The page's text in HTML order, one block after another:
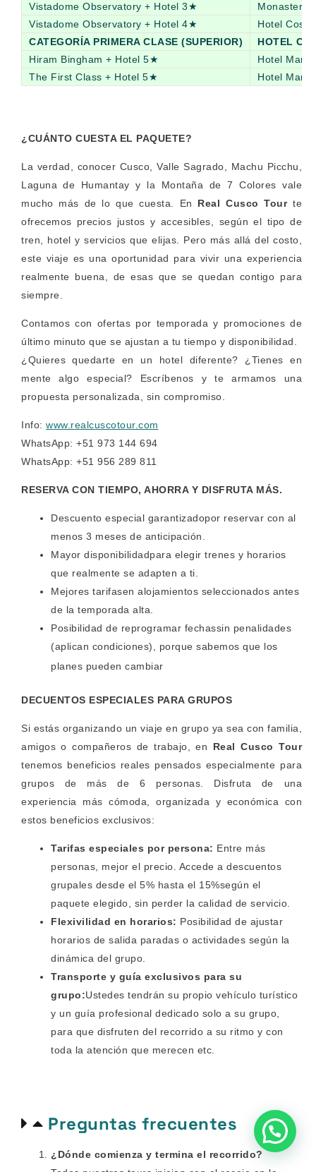
Vistadome Observatory + Hotel 3★
Monasterio
Vistadome Observatory + Hotel 4★
Hotel
CATEGORÍA PRIMERA CLASE (SUPERIOR)
HOTEL
Hiram Bingham + Hotel 5★
Hotel
The First Class + Hotel 5★
Hotel
¿CUÁNTO CUESTA EL PAQUETE?
La verdad, conocer Cusco, Valle Sagrado, Machu Picchu,
Laguna de Humantay y la Montaña de 7 Colores vale
mucho más de lo que cuesta. En Real Cusco Tourte
ofrecemos precios justos y accesibles, según el tipo de
tren, hotel y servicios que elijas. Pero más allá del costo,
este viaje es una oportunidad para vivir una experiencia
realmente buena, de esas que se quedan contigo para
siempre.
Contamos con ofertas por temporada y promociones de
último minuto que se ajustan a tu tiempo y disponibilidad.
¿Quieres quedarte en un hotel diferente? ¿Tienes en
mente algo especial? Escríbenos y te armamos una
propuesta personalizada, sin compromiso.
Info: www.realcuscotour.com
WhatsApp: +51 973 144 694
WhatsApp: +51 956 289 811
RESERVA CON TIEMPO, AHORRA Y DISFRUTA MÁS.
Descuento especial garantizadopor reservar con al
menos 3 meses de anticipación.
Mayor disponibilidadpara elegir trenes y horarios
que realmente se adapten a ti.
Mejores tarifasen alojamientos seleccionados antes
de la temporada alta.
Posibilidad de reprogramar fechassin penalidades
(aplican condiciones), porque sabemos que los
planes pueden cambiar
DECUENTOS ESPECIALES PARA GRUPOS
Si estás organizando un viaje en grupo ya sea con familia,
amigos o compañeros de trabajo, en Real Cusco Tour
tenemos beneficios reales pensados especialmente para
grupos de más de 6 personas. Disfruta de una
experiencia más cómoda, organizada y económica con
estos beneficios exclusivos:
Tarifas especiales por persona: Entre más
personas, mejor el precio. Accede a descuentos
grupales desde el 5% hasta el 15%según el
paquete elegido, sin perder la calidad de servicio.
Flexivilidad en horarios: Posibilidad de ajustar
horarios de salida paradas o actividades según la
dinámica del grupo.
Transporte y guía exclusivos para su
grupo:Ustedes tendrán su propio vehículo turístico
y un guía profesional dedicado solo a su grupo,
para que disfruten del recorrido a su ritmo y con
toda la atención que merecen etc.
Preguntas frecuentes
¿Dónde comienza y termina el recorrido?